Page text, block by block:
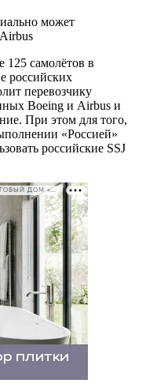
может
125 самолётов в
российских
перевозчику
Boeing и Airbus и
При этом для того,
«Россией»
российские SSJ
РЕКЛАМА • ООО СТРОИТЕЛЬНЫЙ ТОРГОВЫЙ ДОМ «ПЕТРОВИЧ». ИНН: 7802348846